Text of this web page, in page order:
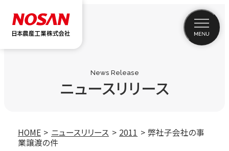
News Release
ニュースリリース
HOME ニュースリリース 2011
弊社子会社の事
業譲渡の件